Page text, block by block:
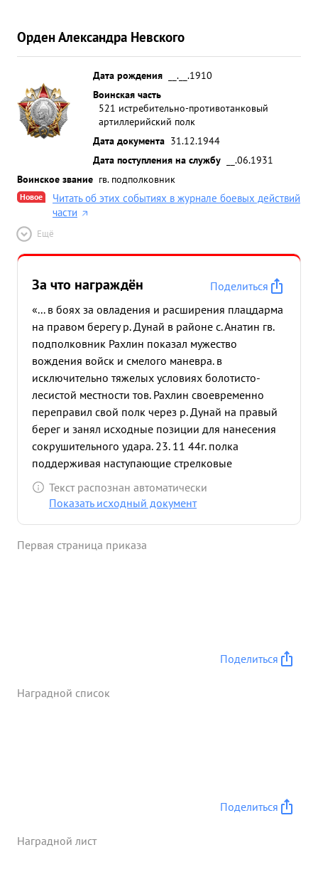
Орден Александра Невского
Дата рождения
__.__.1910
Воинская часть
521 истребительно-противотанковый
артиллерийский полк
Дата документа 31.12.1944
Дата поступления на службу
__.06.1931
Воинское звание гв. подполковник
Новое
Читать об этих событиях в журнале боевых действий
части
Ещё
За что награждён
Поделиться
«... в боях за овладения и расширения плацдарма
на правом берегу р. Дунай в районе с. Анатин гв.
подполковник Рахлин показал мужество
вождения войск и смелого маневра. в
исключительно тяжелых условиях болотисто-
лесистой местности тов. Рахлин своевременно
переправил свой полк через р. Дунай на правый
берег и занял исходные позиции для нанесения
сокрушительного удара. 23. 11 44г. полка
поддерживая наступающие стрелковые
подразделения метким огнем подавил -5 огневых
точек, в батарей противника на решающим
выходу стрелковых подразделений на шоссейную
расширению плацдарма полк под умелым
минометных батареи, 7 пулеметов разрушил 12
Текст распознан автоматически
Показать исходный документ
Первая страница приказа
Поделиться
Наградной список
Поделиться
Наградной лист